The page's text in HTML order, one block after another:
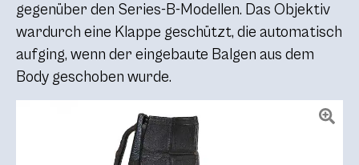
gegenüber den Series-B-Modellen. Das Objektiv
wardurch eine Klappe geschützt, die automatisch
aufging, wenn der eingebaute Balgen aus dem
Body geschoben wurde.